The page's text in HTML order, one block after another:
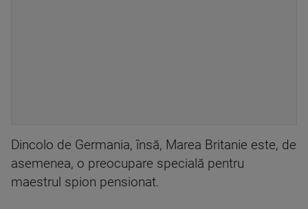
Dincolo de Germania, însă, Marea Britanie este, de
asemenea, o preocupare specială pentru
maestrul spion pensionat.